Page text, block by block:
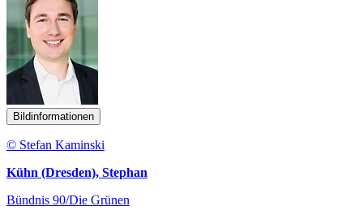
Bildinformationen
© Stefan Kaminski
Kühn (Dresden), Stephan
Bündnis 90/Die Grünen